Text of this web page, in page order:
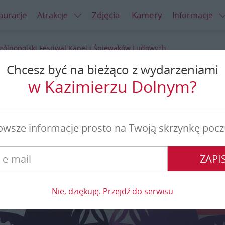
Atrakcje Zdjęcia Kamery Informacje
Festiwal Kapel i Śpiewaków Ludowych
Kapel i Śpiewaków
Chcesz być na bieżąco z wydarzeniami
w Kazimierzu Dolnym?
informacje prosto na Twoją skrzynkę
Nie, dziękuję. Przejdź do serwisu